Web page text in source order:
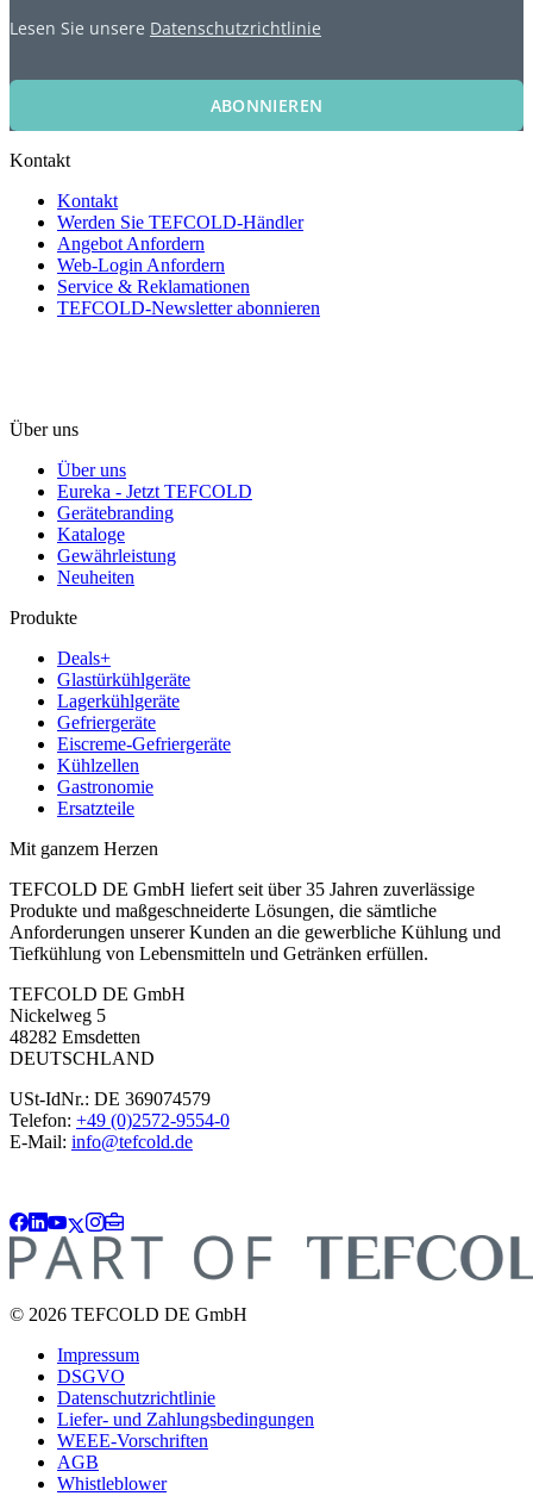
Lesen Sie unsere Datenschutzrichtlinie
ABONNIEREN
Kontakt
Kontakt
Werden Sie TEFCOLD-Händler
Angebot Anfordern
Web-Login Anfordern
Service & Reklamationen
TEFCOLD-Newsletter abonnieren
Über uns
Über uns
Eureka - Jetzt TEFCOLD
Gerätebranding
Kataloge
Gewährleistung
Neuheiten
Produkte
Deals+
Glastürkühlgeräte
Lagerkühlgeräte
Gefriergeräte
Eiscreme-Gefriergeräte
Kühlzellen
Gastronomie
Ersatzteile
Mit ganzem Herzen
TEFCOLD DE GmbH liefert seit über 35 Jahren zuverlässige
Produkte und maßgeschneiderte Lösungen, die sämtliche
Anforderungen unserer Kunden an die gewerbliche Kühlung und
Tiefkühlung von Lebensmitteln und Getränken erfüllen.
TEFCOLD DE GmbH
Nickelweg 5
48282 Emsdetten
DEUTSCHLAND
USt-IdNr.: DE 369074579
Telefon: +49 (0)2572-9554-0
E-Mail: info@tefcold.de
© 2026 TEFCOLD DE GmbH
Impressum
DSGVO
Datenschutzrichtlinie
Liefer- und Zahlungsbedingungen
WEEE-Vorschriften
AGB
Whistleblower